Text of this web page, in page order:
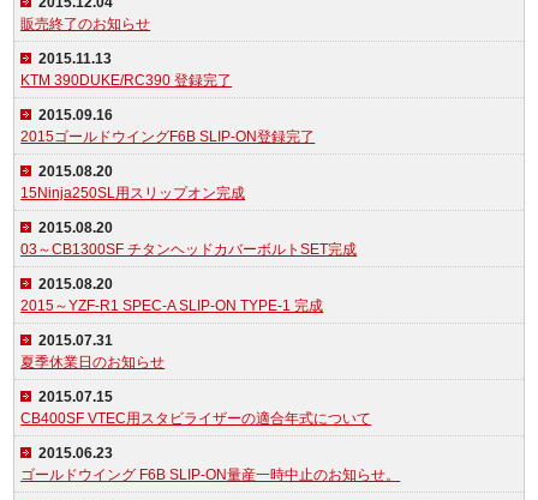
販売終了のお知らせ
2015.11.13
KTM 390DUKE/RC390 登録完了
2015.09.16
2015ゴールドウイングF6B SLIP-ON登録完了
2015.08.20
15Ninja250SL用スリップオン完成
2015.08.20
03～CB1300SF チタンヘッドカバーボルトSET完成
2015.08.20
2015～YZF-R1 SPEC-A SLIP-ON TYPE-1 完成
2015.07.31
夏季休業日のお知らせ
2015.07.15
CB400SF VTEC用スタビライザーの適合年式について
2015.06.23
ゴールドウイング F6B SLIP-ON量産一時中止のお知らせ。